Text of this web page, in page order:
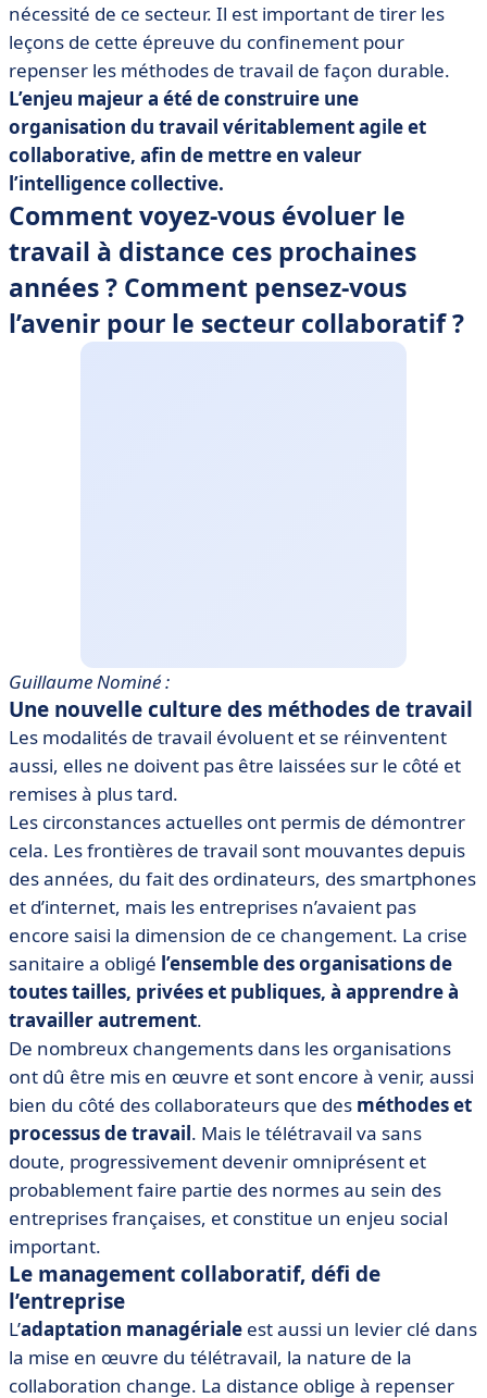
nécessité de ce secteur. Il est important de tirer les
leçons de cette épreuve du confinement pour
repenser les méthodes de travail de façon durable.
L’enjeu majeur a été de construire une
organisation du travail véritablement agile et
collaborative, afin de mettre en valeur
l’intelligence collective.
Comment voyez-vous évoluer le
travail à distance ces prochaines
années ? Comment pensez-vous
l’avenir pour le secteur collaboratif ?
Guillaume Nominé :
Une nouvelle culture des méthodes de travail
Les modalités de travail évoluent et se réinventent
aussi, elles ne doivent pas être laissées sur le côté et
remises à plus tard.
Les circonstances actuelles ont permis de démontrer
cela. Les frontières de travail sont mouvantes depuis
des années, du fait des ordinateurs, des smartphones
et d’internet, mais les entreprises n’avaient pas
encore saisi la dimension de ce changement. La crise
sanitaire a obligé l’ensemble des organisations de
toutes tailles, privées et publiques, à apprendre à
travailler autrement.
De nombreux changements dans les organisations
ont dû être mis en œuvre et sont encore à venir, aussi
bien du côté des collaborateurs que des méthodes et
processus de travail. Mais le télétravail va sans
doute, progressivement devenir omniprésent et
probablement faire partie des normes au sein des
entreprises françaises, et constitue un enjeu social
important.
Le management collaboratif, défi de
l’entreprise
L’adaptation managériale est aussi un levier clé dans
la mise en œuvre du télétravail, la nature de la
collaboration change. La distance oblige à repenser